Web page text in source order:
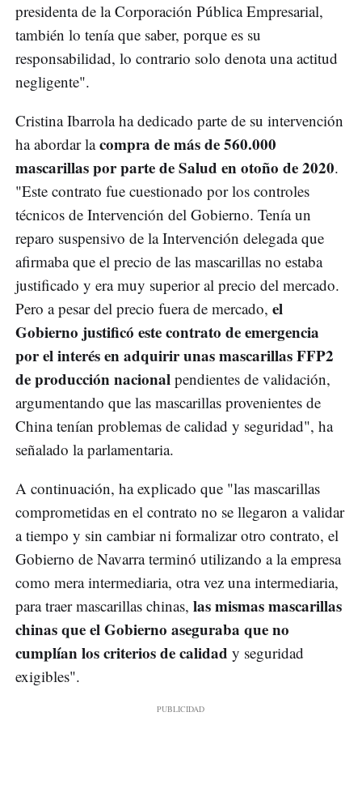
presidenta de la Corporación Pública Empresarial,
también lo tenía que saber, porque es su
responsabilidad, lo contrario solo denota una actitud
negligente".
Cristina Ibarrola ha dedicado parte de su intervención
ha abordar lacompra de más de 560.000
mascarillas por parte de Salud en otoño de 2020.
"Este contrato fue cuestionado por los controles
técnicos de Intervención del Gobierno. Tenía un
reparo suspensivo de la Intervención delegada que
afirmaba que el precio de las mascarillas no estaba
justificado y era muy superior al precio del mercado.
Pero a pesar del precio fuera de mercado, el
Gobierno justificó este contrato de emergencia
por el interés en adquirir unas mascarillas FFP2
de producción nacional pendientes de validación,
argumentando que las mascarillas provenientes de
China tenían problemas de calidad y seguridad", ha
señalado la parlamentaria.
A continuación, ha explicado que "las mascarillas
comprometidas en el contrato no se llegaron a validar
a tiempo y sin cambiar ni formalizar otro contrato, el
Gobierno de Navarra terminó utilizando a la empresa
como mera intermediaria, otra vez una intermediaria,
para traer mascarillas chinas, las mismas mascarillas
chinas que el Gobierno aseguraba que no
cumplían los criterios de calidad y seguridad
exigibles".